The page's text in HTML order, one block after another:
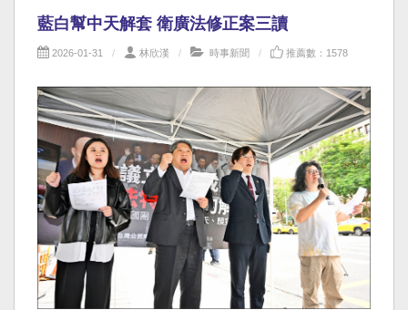
藍白幫中天解套 衛廣法修正案三讀
2026-01-31 林欣漢 時事新聞 推薦數：1578